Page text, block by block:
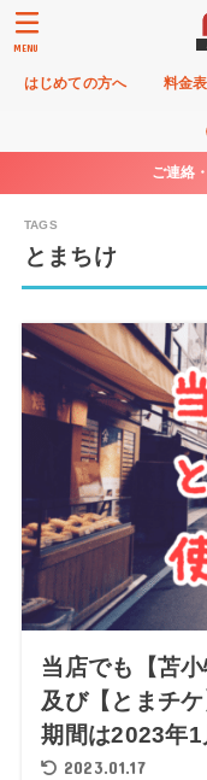
はじめての方へ 料金表
MENU
ご連絡
とまちけ
当店でも【苫
及び【とまチ
期間は2023年
2023.01.17